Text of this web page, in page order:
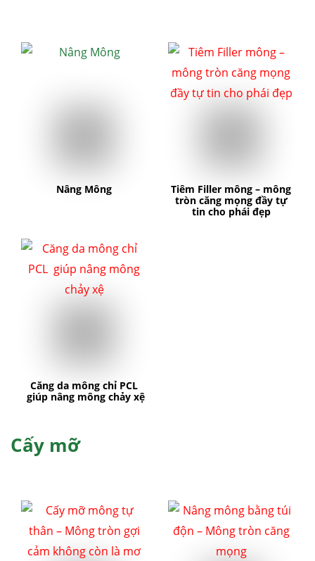
Nâng Mông
Tiêm Filler mông – mông
tròn căng mọng đầy tự
tin cho phái đẹp
Căng da mông chỉ PCL
giúp nâng mông chảy xệ
Cấy mỡ